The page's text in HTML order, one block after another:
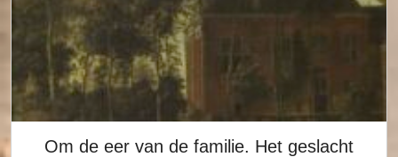
Om de eer van de familie. Het geslacht